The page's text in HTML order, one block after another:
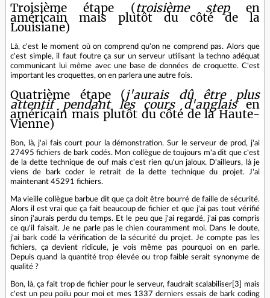
Troisième étape (troisième stepen
américain mais plutôt du côté de la
Louisiane)
Là, c'est le moment où on comprend qu'on ne comprend pas. Alors que
c'est simple, il faut foutre ça sur un serveur utilisant la techno adéquat
communicant lui même avec une base de données de croquette. C'est
important les croquettes, on en parlera une autre fois.
Quatrième étape (j'aurais dû être plus
attentif pendant les cours d'anglaisen
américain mais plutôt du côté de la Haute-
Vienne)
Bon, là, j'ai fais court pour la démonstration. Sur le serveur de prod, j'ai
27495 fichiers de bark codés. Mon collègue de toujours m'a dit que c'est
de la dette technique de ouf mais c'est rien qu'un jaloux. D'ailleurs, là je
viens de bark coder le retrait de la dette technique du projet. J'ai
maintenant 45291 fichiers.
Ma vieille collègue barbue dit que ça doit être bourré de faille de sécurité.
Alors il est vrai que ça fait beaucoup de fichier et que j'ai pas tout vérifié
sinon j'aurais perdu du temps. Et le peu que j'ai regardé, j'ai pas compris
ce qu'il faisait. Je ne parle pas le chien couramment moi. Dans le doute,
j'ai bark codé la vérification de la sécurité du projet. Je compte pas les
fichiers, ça devient ridicule, je vois même pas pourquoi on en parle.
Depuis quand la quantité trop élevée ou trop faible serait synonyme de
qualité ?
Bon, là, ça fait trop de fichier pour le serveur, faudrait scalabiliser[3] mais
c'est un peu poilu pour moi et mes 1337 derniers essais de bark coding